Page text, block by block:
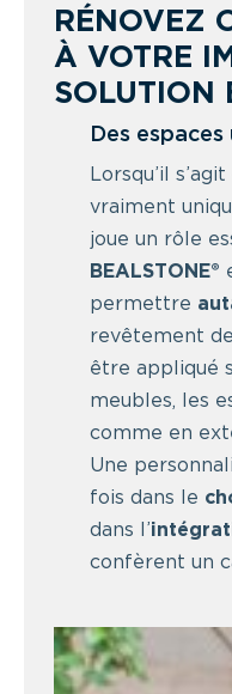
RÉNOVEZ
À VOTRE
SOLUTION
Des espaces
Lorsqu’il
vraiment
joue un rôle
BEALSTONE®
permettre
revêtement
être appliqué
meubles, les
comme en
Une
fois dans le
dans l’
confèrent un